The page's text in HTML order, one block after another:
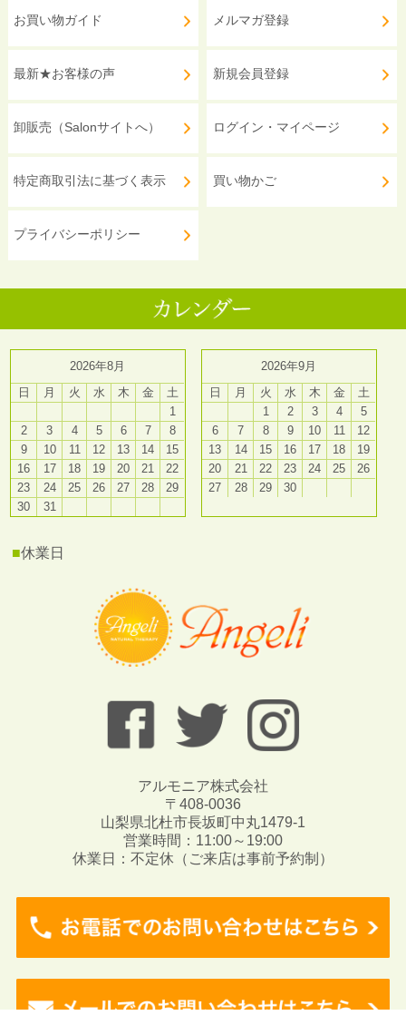
お買い物ガイド
最新★お客様の声
卸販売（Salonサイトへ）
特定商取引法に基づく表示
プライバシーポリシー
メルマガ登録
新規会員登録
ログイン・マイページ
買い物かご
2026年8月
日
月 火 水 木 金
土
1
2
3 4 5 6 7
8
9
10 11 12 13 14
15
16
17 18 19 20 21
22
23
24 25 26 27 28
29
30
31
2026年9月
日
月 火 水 木 金
土
1
2 3 4
5
6
7 8 9 10 11
12
13
14 15 16 17 18
19
20
21 22 23 24 25
26
27
28 29 30
■休業日
アルモニア株式会社
〒408-0036
山梨県北杜市長坂町中丸1479-1
営業時間：11:00～19:00
休業日：不定休（ご来店は事前予約制）